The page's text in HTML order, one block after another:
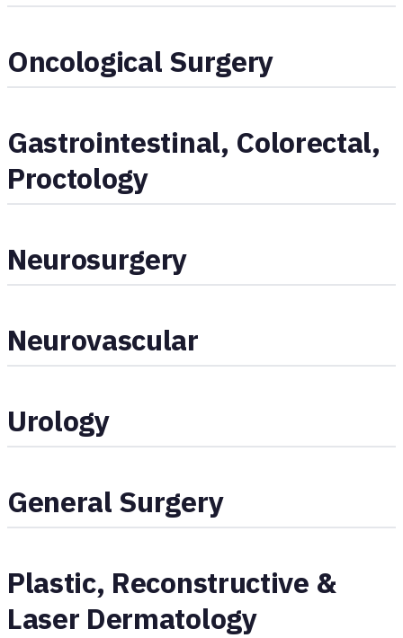
Oncological Surgery
Gastrointestinal, Colorectal,
Proctology
Neurosurgery
Neurovascular
Urology
General Surgery
Plastic, Reconstructive &
Laser Dermatology